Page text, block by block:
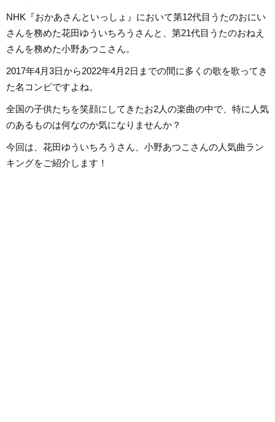
NHK『おかあさんといっしょ』において第12代目うたのおにい
さんを務めた花田ゆういちろうさんと、第21代目うたのおねえ
さんを務めた小野あつこさん。
2017年4月3日から2022年4月2日までの間に多くの歌を歌ってき
た名コンビですよね。
全国の子供たちを笑顔にしてきたお2人の楽曲の中で、特に人気
のあるものは何なのか気になりませんか？
今回は、花田ゆういちろうさん、小野あつこさんの人気曲ラン
キングをご紹介します！